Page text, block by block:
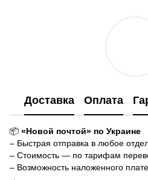
Доставка Оплата
📦 «Новой почтой» по Украине
– Быстрая отправка в любое
– Стоимость — по тарифам
– Возможность наложенного